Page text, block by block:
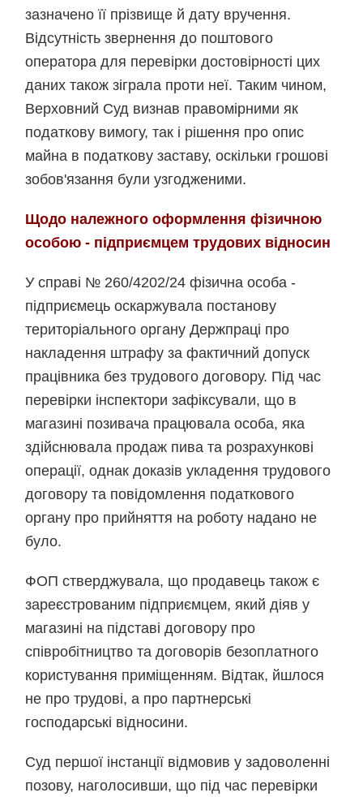
зазначено її прізвище й дату вручення.
Відсутність звернення до поштового
оператора для перевірки достовірності цих
даних також зіграла проти неї. Таким чином,
Верховний Суд визнав правомірними як
податкову вимогу, так і рішення про опис
майна в податкову заставу, оскільки грошові
зобов'язання були узгодженими.
Щодо належного оформлення фізичною
особою - підприємцем трудових відносин
У справі № 260/4202/24 фізична особа -
підприємець оскаржувала постанову
територіального органу Держпраці про
накладення штрафу за фактичний допуск
працівника без трудового договору. Під час
перевірки інспектори зафіксували, що в
магазині позивача працювала особа, яка
здійснювала продаж пива та розрахункові
операції, однак доказів укладення трудового
договору та повідомлення податкового
органу про прийняття на роботу надано не
було.
ФОП стверджувала, що продавець також є
зареєстрованим підприємцем, який діяв у
магазині на підставі договору про
співробітництво та договорів безоплатного
користування приміщенням. Відтак, йшлося
не про трудові, а про партнерські
господарські відносини.
Суд першої інстанції відмовив у задоволенні
позову, наголосивши, що під час перевірки